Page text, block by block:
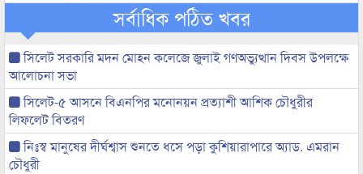
সর্বাধিক পঠিত খবর
সিলেট সরকারি মদন মোহন কলেজে জুলাই গণঅভ্যুত্থান দিবস উপলক্ষে
আলোচনা সভা
সিলেট-৫ আসনে বিএনপির মনোনয়ন প্রত্যাশী আশিক চৌধুরীর
লিফলেট বিতরণ
নিঃস্ব মানুষের দীর্ঘশ্বাস শুনতে ধসে পড়া কুশিয়ারাপারে অ্যাড. এমরান
চৌধুরী